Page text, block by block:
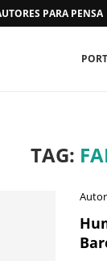
PARA
TAG: